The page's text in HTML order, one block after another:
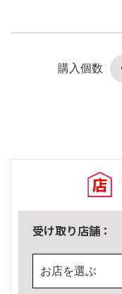
購入個数
受け取り店舗：
お店を選ぶ